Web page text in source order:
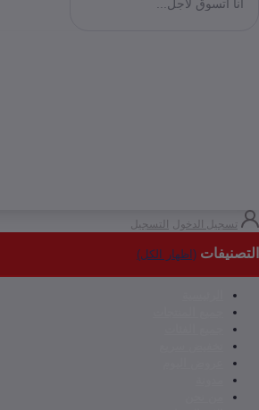
تسجيل الدخول التسجيل
التصنيفات (اظهار الكل)